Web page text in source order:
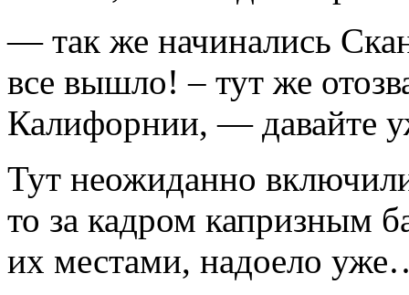
— так же начинались
все вышло! – тут же
Калифорнии, — давайте
Тут неожиданно
то за кадром капризным
их местами, надоело